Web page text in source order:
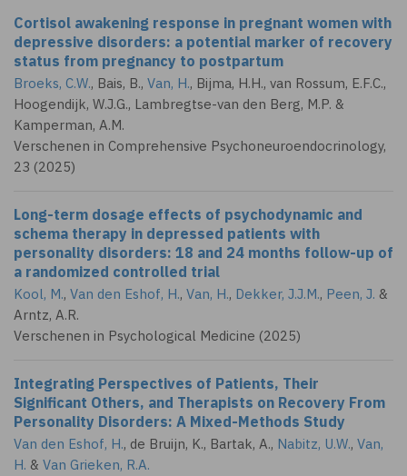
Cortisol awakening response in pregnant women with
depressive disorders: a potential marker of recovery
status from pregnancy to postpartum
Broeks, C.W., Bais, B., Van, H., Bijma, H.H., van Rossum, E.F.C.,
Hoogendijk, W.J.G., Lambregtse-van den Berg, M.P. &
Kamperman, A.M.
Verschenen in Comprehensive Psychoneuroendocrinology,
23 (2025)
Long-term dosage effects of psychodynamic and
schema therapy in depressed patients with
personality disorders: 18 and 24 months follow-up of
a randomized controlled trial
Kool, M., Van den Eshof, H., Van, H., Dekker, J.J.M., Peen, J. &
Arntz, A.R.
Verschenen in Psychological Medicine (2025)
Integrating Perspectives of Patients, Their
Significant Others, and Therapists on Recovery From
Personality Disorders: A Mixed-Methods Study
Van den Eshof, H., de Bruijn, K., Bartak, A., Nabitz, U.W., Van,
H. & Van Grieken, R.A.